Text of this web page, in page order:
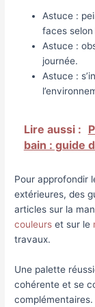
Astuce :
faces selon
Astuce :
journée.
Astuce :
Lire aussi :
bain : guide
Pour approfondir
extérieures, des
articles sur la
couleurs et sur le
travaux.
Une palette
cohérente et se
complémentaires.